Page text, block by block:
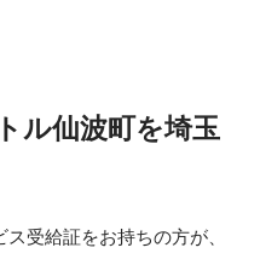
ル仙波町を埼玉
受給証をお持ちの方が、